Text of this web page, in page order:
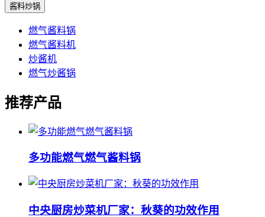
酱料炒锅
燃气酱料锅
燃气酱料机
炒酱机
燃气炒酱锅
推荐产品
多功能燃气燃气酱料锅
中央厨房炒菜机厂家：秋葵的功效作用